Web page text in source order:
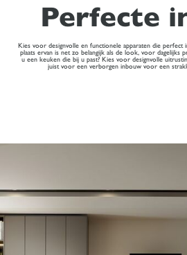
Perfecte
Kies voor designvolle en functionele apparaten die
plaats ervan is net zo belangijk als de look, voor dagelijks
u een keuken die bij u past? Kies voor designvolle
juist voor een verborgen inbouw voor een